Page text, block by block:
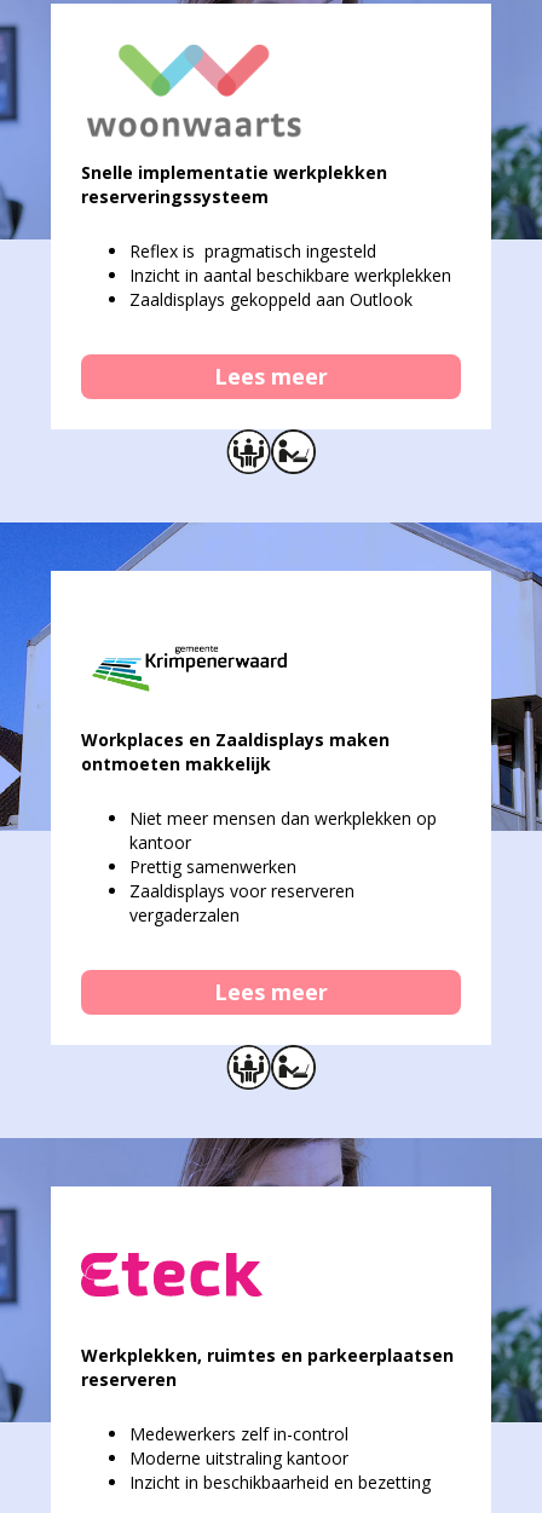
Snelle implementatie werkplekken
reserveringssysteem
Reflex is pragmatisch ingesteld
Inzicht in aantal beschikbare werkplekken
Zaaldisplays gekoppeld aan Outlook
Lees meer
Workplaces en Zaaldisplays maken
ontmoeten makkelijk
Niet meer mensen dan werkplekken op
kantoor
Prettig samenwerken
Zaaldisplays voor reserveren
vergaderzalen
Lees meer
Werkplekken, ruimtes en parkeerplaatsen
reserveren
Medewerkers zelf in-control
Moderne uitstraling kantoor
Inzicht in beschikbaarheid en bezetting